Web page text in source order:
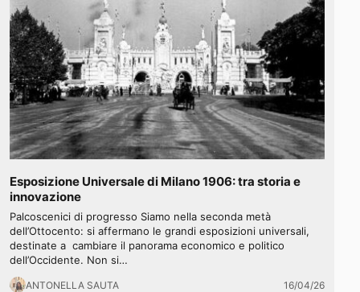
Esposizione Universale di Milano 1906: tra storia e
innovazione
Palcoscenici di progresso Siamo nella seconda metà
dell’Ottocento: si affermano le grandi esposizioni universali,
destinate a cambiare il panorama economico e politico
dell’Occidente. Non si…
ANTONELLA SAUTA 16/04/26